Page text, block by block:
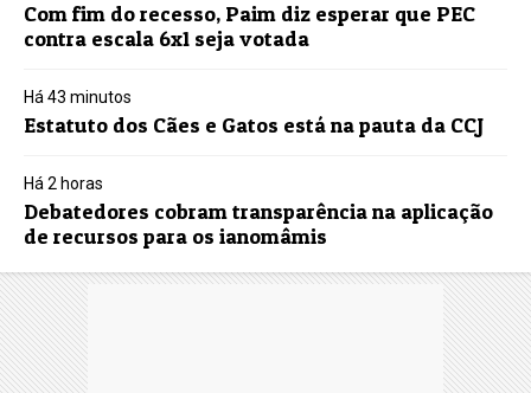
Com fim do recesso, Paim diz esperar que PEC
contra escala 6x1 seja votada
Há 43 minutos
Estatuto dos Cães e Gatos está na pauta da CCJ
Há 2 horas
Debatedores cobram transparência na aplicação
de recursos para os ianomâmis